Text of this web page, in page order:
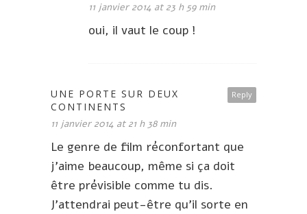
11 janvier 2014 at 23 h 59 min
oui, il vaut le coup !
Reply
UNE PORTE SUR DEUX
CONTINENTS
11 janvier 2014 at 21 h 38 min
Le genre de film réconfortant que
j’aime beaucoup, même si ça doit
être prévisible comme tu dis.
J’attendrai peut-être qu’il sorte en